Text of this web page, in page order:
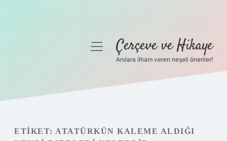
Gizlilik Politikası
menüyüÇerçeve ve Hikaye
Anılara ilham veren neşeli öneriler!
ETIKET: ATATÜRKÜN KALEME ALDIĞI